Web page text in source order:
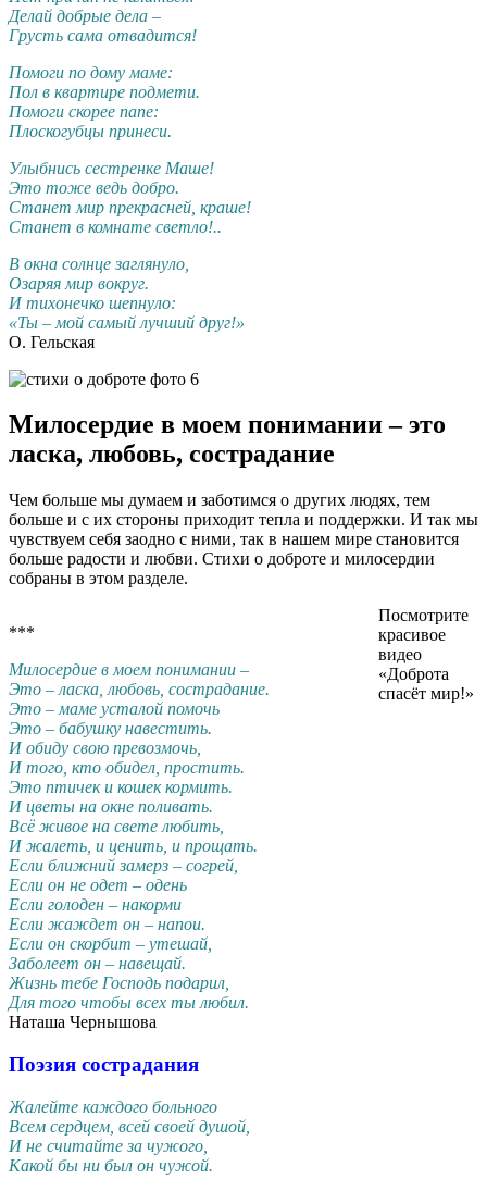
Делай добрые дела –
Грусть сама отвадится!
Помоги по дому маме:
Пол в квартире подмети.
Помоги скорее папе:
Плоскогубцы принеси.
Улыбнись сестренке Маше!
Это тоже ведь добро.
Станет мир прекрасней, краше!
Станет в комнате светло!..
В окна солнце заглянуло,
Озаряя мир вокруг.
И тихонечко шепнуло:
«Ты – мой самый лучший друг!»
О. Гельская
Милосердие в моем понимании – это
ласка, любовь, сострадание
Чем больше мы думаем и заботимся о других людях, тем
больше и с их стороны приходит тепла и поддержки. И так мы
чувствуем себя заодно с ними, так в нашем мире становится
больше радости и любви. Стихи о доброте и милосердии
собраны в этом разделе.
***
Милосердие в моем понимании –
Это – ласка, любовь, сострадание.
Это – маме усталой помочь
Это – бабушку навестить.
И обиду свою превозмочь,
И того, кто обидел, простить.
Это птичек и кошек кормить.
И цветы на окне поливать.
Всё живое на свете любить,
И жалеть, и ценить, и прощать.
Если ближний замерз – согрей,
Если он не одет – одень
Если голоден – накорми
Если жаждет он – напои.
Если он скорбит – утешай,
Заболеет он – навещай.
Жизнь тебе Господь подарил,
Для того чтобы всех ты любил.
Наташа Чернышова
Поэзия сострадания
Жалейте каждого больного
Всем сердцем, всей своей душой,
И не считайте за чужого,
Какой бы ни был он чужой.
Посмотрите
красивое
видео
«Доброта
спасёт мир!»